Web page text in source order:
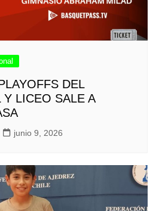
DEL
Y LICEO SALE A
junio 9, 2026